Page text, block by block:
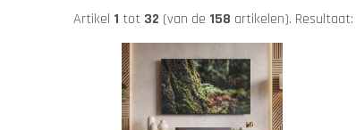
Artikel 1 tot 32 (van de 158 artikelen). Resultaat: